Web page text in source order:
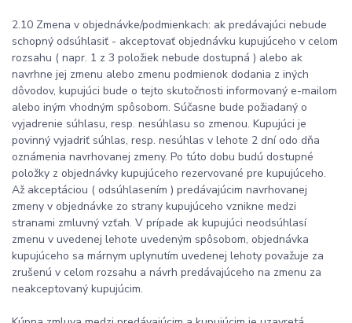
2.10 Zmena v objednávke/podmienkach: ak predávajúci nebude
schopný odsúhlasiť - akceptovať objednávku kupujúceho v celom
rozsahu ( napr. 1 z 3 položiek nebude dostupná ) alebo ak
navrhne jej zmenu alebo zmenu podmienok dodania z iných
dôvodov, kupujúci bude o tejto skutočnosti informovaný e-mailom
alebo iným vhodným spôsobom. Súčasne bude požiadaný o
vyjadrenie súhlasu, resp. nesúhlasu so zmenou. Kupujúci je
povinný vyjadriť súhlas, resp. nesúhlas v lehote 2 dní odo dňa
oznámenia navrhovanej zmeny. Po túto dobu budú dostupné
položky z objednávky kupujúceho rezervované pre kupujúceho.
Až akceptáciou ( odsúhlasením ) predávajúcim navrhovanej
zmeny v objednávke zo strany kupujúceho vznikne medzi
stranami zmluvný vzťah. V prípade ak kupujúci neodsúhlasí
zmenu v uvedenej lehote uvedeným spôsobom, objednávka
kupujúceho sa márnym uplynutím uvedenej lehoty považuje za
zrušenú v celom rozsahu a návrh predávajúceho na zmenu za
neakceptovaný kupujúcim.